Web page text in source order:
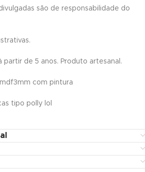
são de responsabilidade do
partir de 5 anos. Produto artesanal.
com pintura
tipo polly lol